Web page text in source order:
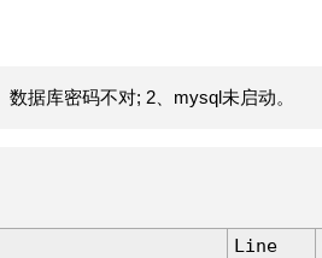
据库密码不对; 2、mysql未启动。
Line